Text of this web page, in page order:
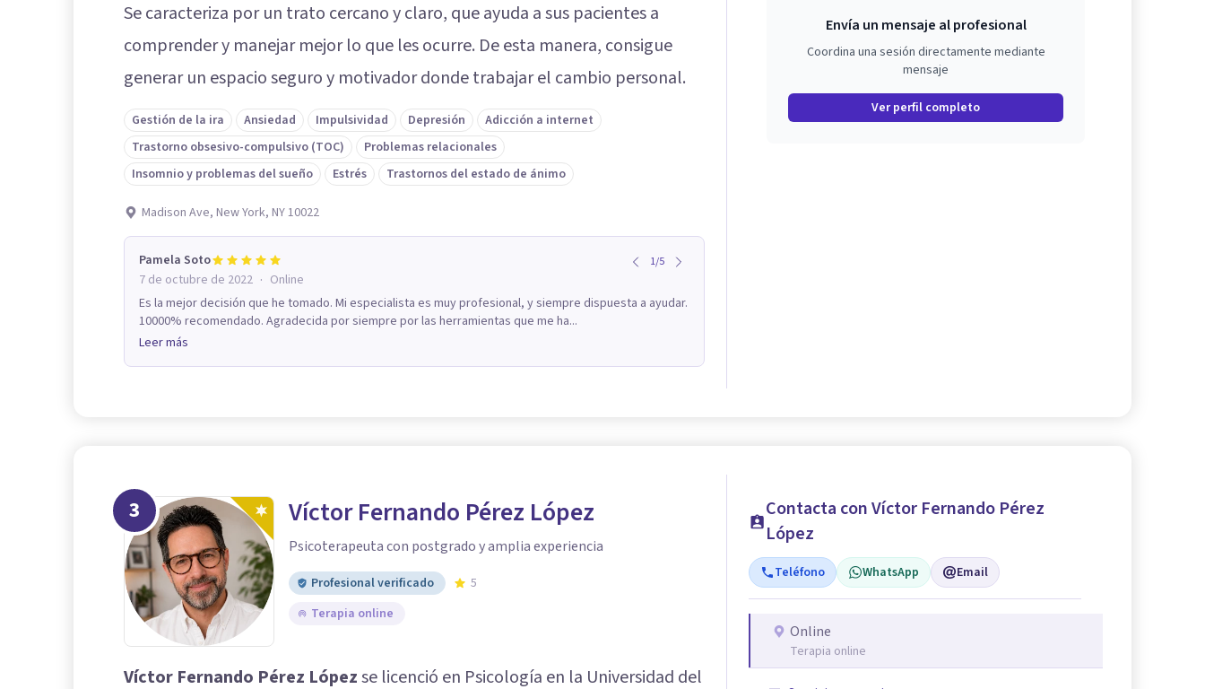
Se caracteriza por un trato cercano y claro, que ayuda a sus pacientes a
comprender y manejar mejor lo que les ocurre. De esta manera, consigue
generar un espacio seguro y motivador donde trabajar el cambio personal.
Gestión de la ira Ansiedad Impulsividad Depresión
Adicción a internet
Trastorno obsesivo-compulsivo (TOC)
Problemas relacionales
Insomnio y problemas del sueño
Estrés Trastornos del estado de ánimo
Madison Ave, New York, NY 10022
Pamela Soto 1/5
7 de octubre de 2022 · Online
Es la mejor decisión que he tomado. Mi especialista es muy profesional, y siempre dispuesta a ayudar.
10000% recomendado. Agradecida por siempre por las herramientas que me ha...
Leer más
Envía un mensaje al profesional
Coordina una sesión directamente mediante
mensaje
Ver perfil completo
3 Víctor Fernando Pérez López
Psicoterapeuta con postgrado y amplia experiencia
Profesional verificado
5
Terapia online
Víctor Fernando Pérez Lópezse licenció en Psicología en la Universidad del
Contacta con Víctor Fernando Pérez
López
Teléfono WhatsApp Email
Online
Terapia online